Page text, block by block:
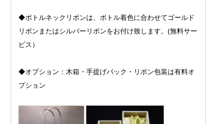
◆ボトルネックリボンは、ボトル着色に合わせてゴールド
リボンまたはシルバーリボンをお付け致します。(無料サー
ビス）
◆オプション：木箱・手提げバック・リボン包装は有料オ
プション